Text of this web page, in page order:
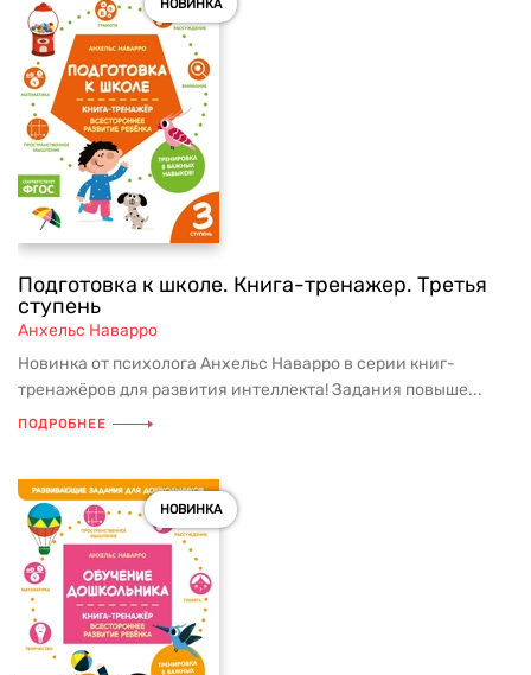
НОВИНКА
Подготовка к школе. Книга-тренажер. Третья
ступень
Анхельс Наварро
Новинка от психолога Анхельс Наварро в серии книг-
тренажёров для развития интеллекта! Задания повыше...
ПОДРОБНЕЕ
НОВИНКА